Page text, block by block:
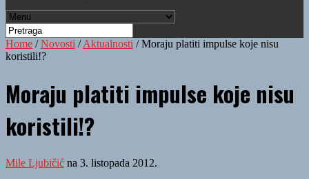
Home /Novosti /Aktualnosti /Moraju platiti impulse koje nisu
koristili!?
Moraju platiti impulse koje nisu
koristili!?
Mile Ljubičić na 3. listopada 2012.